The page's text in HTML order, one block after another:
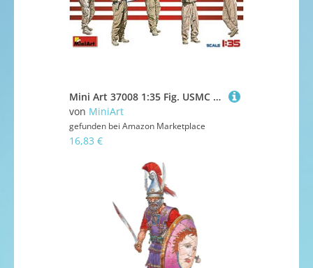
Mini Art 37008 1:35 Fig. USMC Panzerbesatzung (5)-originalgetreue Nachbildung, Modellbau, Plastik Bausatz, Basteln, Hobby, Kleben, Modellbausatz, Zusammenbauen, unlackiert
von MiniArt
gefunden bei Amazon Marketplace
16,83 €